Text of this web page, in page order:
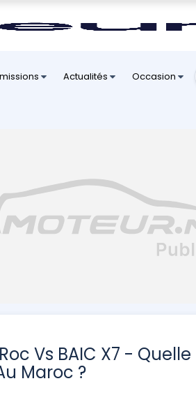
Actualités Occasion
Vs BAIC X7 - Quelle
Maroc ?